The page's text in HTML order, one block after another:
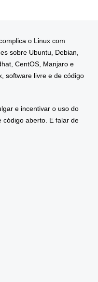
o Linux com
sobre Ubuntu, Debian,
CentOS, Manjaro e
software livre e de código
e incentivar o uso do
código aberto. E falar de